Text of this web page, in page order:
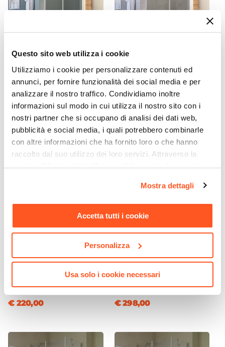
Questo sito web utilizza i cookie
Utilizziamo i cookie per personalizzare contenuti ed
annunci, per fornire funzionalità dei social media e per
analizzare il nostro traffico. Condividiamo inoltre
informazioni sul modo in cui utilizza il nostro sito con i
nostri partner che si occupano di analisi dei dati web,
pubblicità e social media, i quali potrebbero combinarle
con altre informazioni che ha fornito loro o che hanno
raccolto dal suo utilizzo dei loro servizi. Attraverso la
sezione "Mostra dettagli" è possibile gestire le proprie
momento. Per maggiori informazioni si invita a leggere la
nostraCookie Policy.
Mostra dettagli
Accetta tutti i cookie
Personalizza
Usa solo i cookie necessari
CODICE:CLT12
Nicchia battente 120 cm
vetro temperato anticalcare
195h - Closet
€ 201,00
CODICE:
Nicchia battente 130 cm
vetro temperato anticalcare
€ 215,00
Nicchia battente 140 cm
vetro temperato anticalcare
€ 220,00
CODICE:
Box doccia 70x100 cm
battente vetro temperato
€ 298,00